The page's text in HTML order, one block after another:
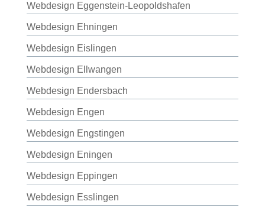
Webdesign Eggenstein-Leopoldshafen
Webdesign Ehningen
Webdesign Eislingen
Webdesign Ellwangen
Webdesign Endersbach
Webdesign Engen
Webdesign Engstingen
Webdesign Eningen
Webdesign Eppingen
Webdesign Esslingen